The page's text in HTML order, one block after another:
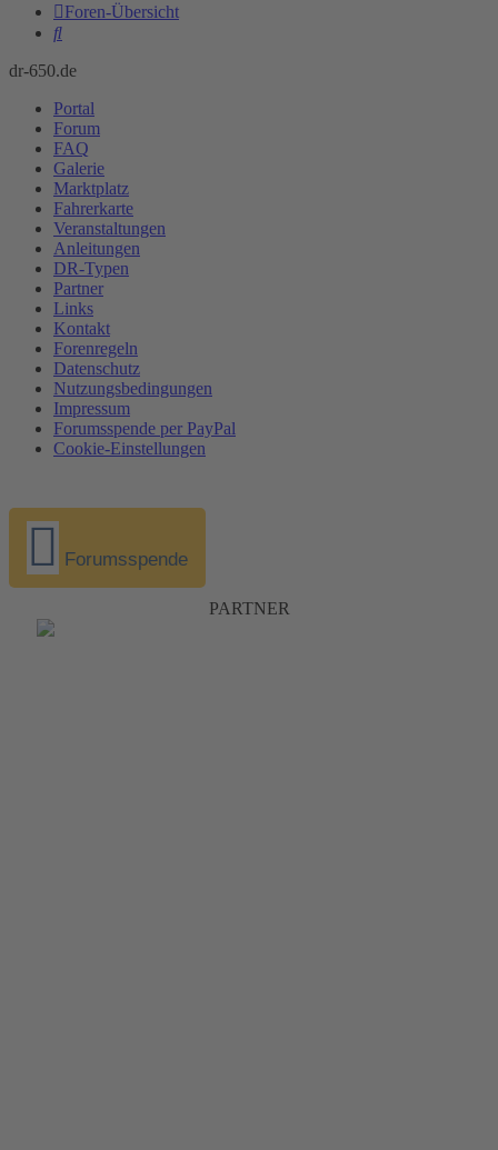
Foren-Übersicht
Suche
dr-650.de
Portal
Forum
FAQ
Galerie
Marktplatz
Fahrerkarte
Veranstaltungen
Anleitungen
DR-Typen
Partner
Links
Kontakt
Forenregeln
Datenschutz
Nutzungsbedingungen
Impressum
Forumsspende per PayPal
Cookie-Einstellungen
Forumsspende
PARTNER